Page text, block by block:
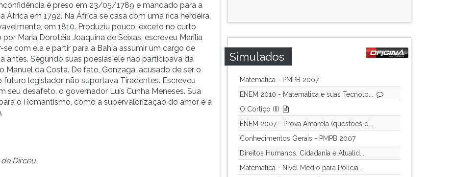
é preso em 23/05/1789 e mandado para a
África em 1792. Na África se casa com uma rica herdeira,
em 1810. Produziu pouco, exceto no curto
Maria Dorotéia Joaquina de Seixas, escreveu Marília
com ela e partir para a Bahia assumir um cargo de
antes. Segundo suas poesias ele não participava da
Manuel da Costa. De fato, Gonzaga, acusado de ser o
legislador, não suportava Tiradentes. Escreveu
seu desafeto, o governador Luís Cunha Meneses. Sua
o Romantismo, como a supervalorização do amor e a
.
Dirceu
Simulados
Matemática - PMPB 2007
ENEM 2010 - Matemática e suas Tecnolo...
O Cortiço (II)
ENEM 2007 - Prova Amarela (questões d...
Conhecimentos Gerais - PMPB 2007
Direitos Humanos, Cidadania e Atualid...
Matemática - Nível Médio para Polícia...